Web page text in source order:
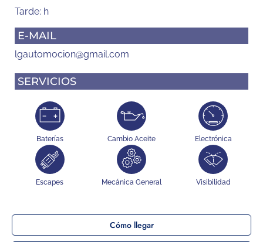
Tarde: h
E-MAIL
lgautomocion@gmail.com
SERVICIOS
Baterías Cambio Aceite Electrónica
Escapes Mecánica General Visibilidad
Cómo llegar